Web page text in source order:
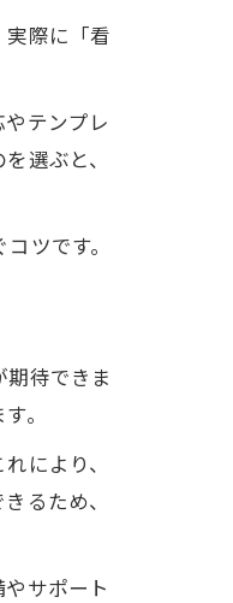
際に「看
テンプレ
選ぶと、
ツです。
待できま
。
により、
るため、
サポート